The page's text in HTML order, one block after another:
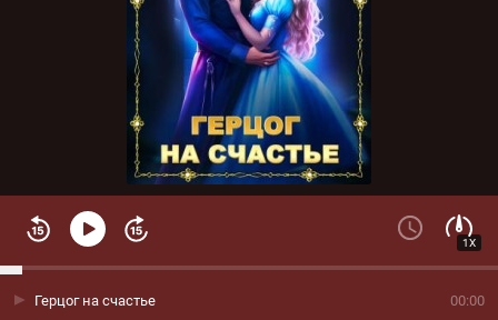
1X
00:00
Герцог на счастье